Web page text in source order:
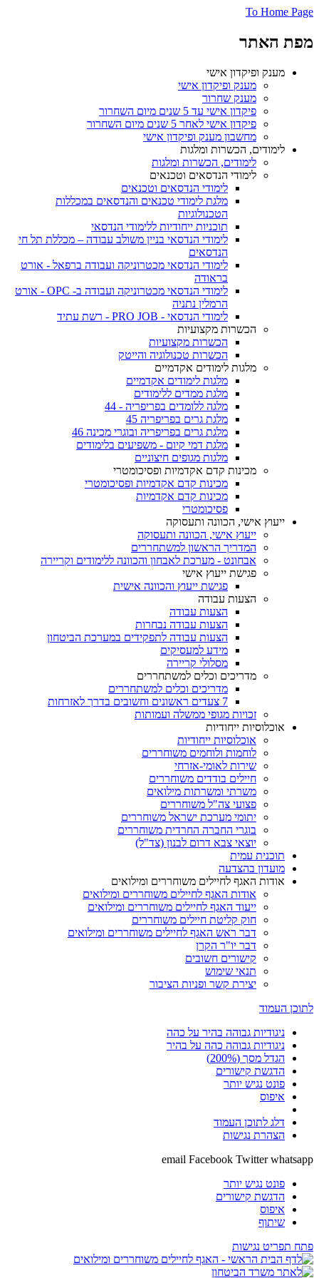
To Home Page
מפת האתר
מענק ופיקדון אישי
מענק ופיקדון אישי
מענק שחרור
פיקדון אישי עד 5 שנים מיום השחרור
פיקדון אישי לאחר 5 שנים מיום השחרור
מחשבון מענק ופיקדון אישי
לימודים, הכשרות ומלגות
לימודים, הכשרות ומלגות
לימודי הנדסאים וטכנאים
לימודי הנדסאים וטכנאים
מלגת לימודי טכנאים והנדסאים במכללות
הטכנולוגיות
תוכניות ייחודיות ללימודי הנדסאי
לימודי הנדסאי בניין משולב עבודה – מכללת תל חי
הנדסאים
לימודי הנדסאי מכטרוניקה ועבודה ברפאל - אורט
בראודה
לימודי הנדסאי מכטרוניקה ועבודה ב- OPC - אורט
הרמלין נתניה
לימודי הנדסאי - PRO JOB - רשת עתיד
הכשרות מקצועיות
הכשרות מקצועיות
הכשרות טכנולוגיה והייטק
מלגות לימודים אקדמיים
מלגות לימודים אקדמיים
מלגת ממדים ללימודים
מלגה ללומדים בפריפריה - 44
מלגת גרים בפריפריה 45
מלגת גרים בפריפריה ובוגרי מכינה 46
מלגת דמי קיום - משפיעים בלימודים
מלגות מגופים חיצוניים
מכינות קדם אקדמיות ופסיכומטרי
מכינות קדם אקדמיות ופסיכומטרי
מכינות קדם אקדמיות
פסיכומטרי
ייעוץ אישי, הכוונה ותעסוקה
ייעוץ אישי, הכוונה ותעסוקה
המדריך הראשון למשתחררים
אבחונט - מערכת לאבחון והכוונה ללימודים וקריירה
פגישת ייעוץ אישי
פגישת ייעוץ והכוונה אישית
הצעות עבודה
הצעות עבודה
הצעות עבודה נבחרות
הצעות עבודה לתפקידים במערכת הביטחון
מידע למעסיקים
מסלולי קריירה
מדריכים וכלים למשתחררים
מדריכים וכלים למשתחררים
7 צעדים ראשונים וחשובים בדרך לאזרחות
זכויות מגופי ממשלה ועמותות
אוכלוסיות ייחודיות
אוכלוסיות ייחודיות
לוחמות ולוחמים משוחררים
שירות לאומי-אזרחי
חיילים בודדים משוחררים
משרתי ומשרתות מילואים
פצועי צה"ל משוחררים
יתומי מערכת ישראל משוחררים
בוגרי החברה החרדית משוחררים
יוצאי צבא דרום לבנון (צד"ל)
תוכנית עמית
מועדון בהצדעה
אודות האגף לחיילים משוחררים ומילואים
אודות האגף לחיילים משוחררים ומילואים
ייעוד האגף לחיילים משוחררים ומילואים
חוק קליטת חיילים משוחררים
דבר ראש האגף לחיילים משוחררים ומילואים
דבר יו"ר הקרן
קישורים חשובים
תנאי שימוש
יצירת קשר ופניות הציבור
לתוכן העמוד
ניגודיות גבוהה בהיר על כהה
ניגודיות גבוהה כהה על בהיר
הגדל מסך (200%)
הדגשת קישורים
פונט נגיש יותר
איפוס
דלג לתוכן העמוד
הצהרת נגישות
email Facebook Twitter whatsapp
פונט נגיש יותר
הדגשת קישורים
איפוס
שיתוף
פתח תפריט נגישות